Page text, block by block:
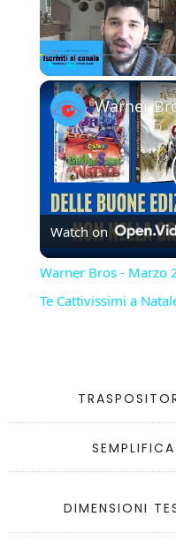
Play Unmute
Watch on
Warner Bros - Marzo
Te Cattivissimi a
DIMENSIONI